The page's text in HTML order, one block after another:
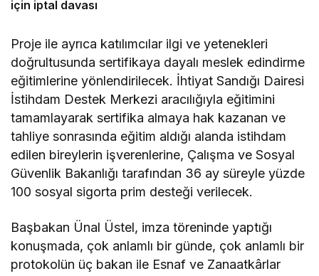
için iptal davası
Proje ile ayrıca katılımcılar ilgi ve yetenekleri
doğrultusunda sertifikaya dayalı meslek edindirme
eğitimlerine yönlendirilecek. İhtiyat Sandığı Dairesi
İstihdam Destek Merkezi aracılığıyla eğitimini
tamamlayarak sertifika almaya hak kazanan ve
tahliye sonrasında eğitim aldığı alanda istihdam
edilen bireylerin işverenlerine, Çalışma ve Sosyal
Güvenlik Bakanlığı tarafından 36 ay süreyle yüzde
100 sosyal sigorta prim desteği verilecek.
Başbakan Ünal Üstel, imza töreninde yaptığı
konuşmada, çok anlamlı bir günde, çok anlamlı bir
protokolün üç bakan ile Esnaf ve Zanaatkârlar